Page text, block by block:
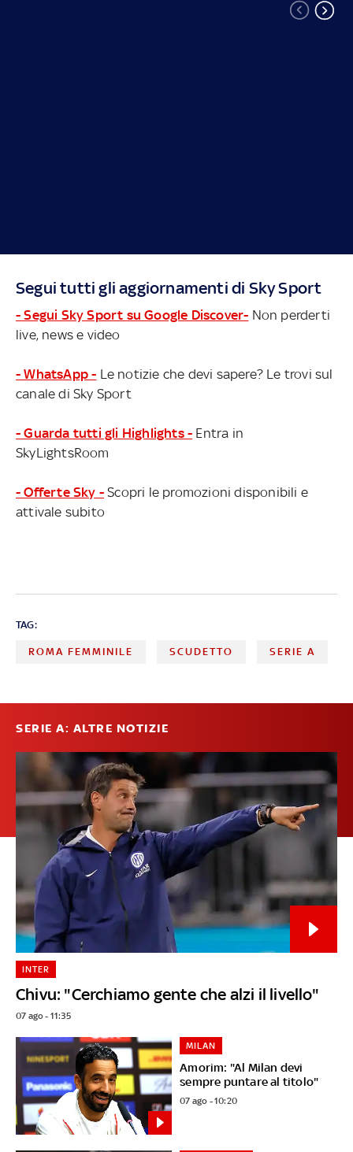
Segui tutti gli aggiornamenti di Sky Sport
- Segui Sky Sport su Google Discover- Non perderti
live, news e video
- WhatsApp - Le notizie che devi sapere? Le trovi sul
canale di Sky Sport
- Guarda tutti gli Highlights - Entra in
SkyLightsRoom
- Offerte Sky - Scopri le promozioni disponibili e
attivale subito
TAG:
ROMA FEMMINILE SCUDETTO SERIE A
SERIE A: ALTRE NOTIZIE
Chivu: "Cerchiamo gente che alzi il livello"
INTER
07 ago - 11:35
Amorim: "Al Milan devi
sempre puntare al titolo"
MILAN
07 ago - 10:20